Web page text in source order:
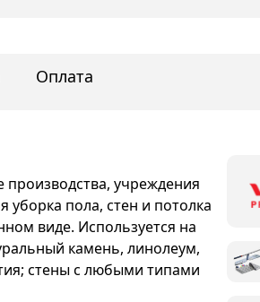
Оплата
учреждения
уборка пола, стен и потолка
виде. Используется на
камень, линолеум,
стены с любыми типами